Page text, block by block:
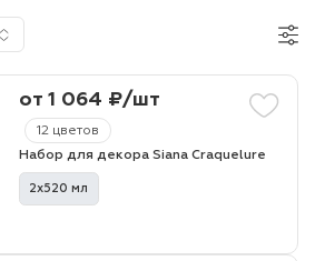
12 цветов
от 1 064 ₽/шт
Набор для декора Siana Craquelure
2х520 мл